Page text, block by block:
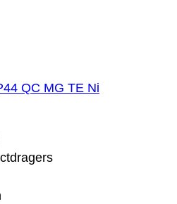
QC MG TE Ni